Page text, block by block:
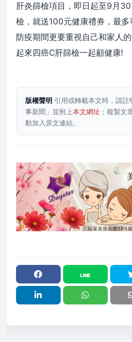
肝炎篩檢項目，即日起至9月
檢，就送100元健康禮券，最
防疫期間更要重視自己和家人
起來四癌C肝篩檢一起顧健康!
版權聲明 引用或轉載本文時，請註
事新聞」並附上本文網址 ；複製文
動加入原文連結。